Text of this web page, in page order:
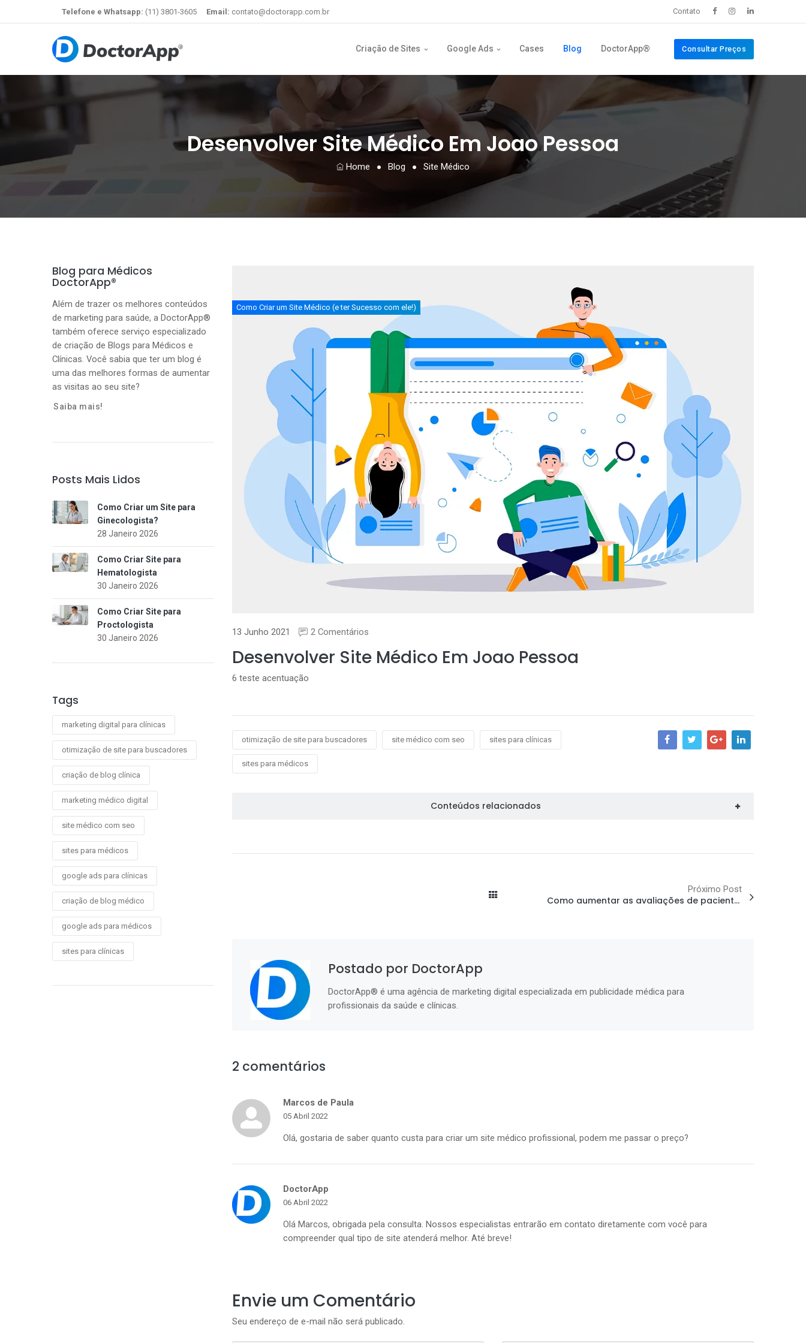
Telefone e Whatsapp: (11) 3801-3605 Email: contato@doctorapp.com.br Contato
Criação de Sites Google Ads Cases Blog DoctorApp® Consultar Preços
Desenvolver Site Médico Em Joao Pessoa
Home Blog Site Médico
Blog para Médicos
DoctorApp®
Além de trazer os melhores conteúdos
de marketing para saúde, a DoctorApp®
também oferece serviço especializado
de criação de Blogs para Médicos e
Clínicas. Você sabia que ter um blog é
uma das melhores formas de aumentar
as visitas ao seu site?
Saiba mais!
Posts Mais Lidos
Como Criar um Site para
Ginecologista?
28 Janeiro 2026
Como Criar Site para
Hematologista
30 Janeiro 2026
Como Criar Site para
Proctologista
30 Janeiro 2026
Tags
marketing digital para clínicas
otimização de site para buscadores
criação de blog clínica
marketing médico digital
site médico com seo
sites para médicos
google ads para clínicas
criação de blog médico
google ads para médicos
sites para clínicas
Como Criar um Site Médico (e ter Sucesso com ele!)
13 Junho 2021 2 Comentários
Desenvolver Site Médico Em Joao Pessoa
6 teste acentuação
otimização de site para buscadores site médico com seo sites para clínicas
sites para médicos
Conteúdos relacionados
Próximo Post
Como aumentar as avaliações de pacientes no Google Meu Negócio e melhorar sua reputação
Postado por DoctorApp
DoctorApp® é uma agência de marketing digital especializada em publicidade médica para
profissionais da saúde e clínicas.
2 comentários
Marcos de Paula
05 Abril 2022
Olá, gostaria de saber quanto custa para criar um site médico profissional, podem me passar o preço?
DoctorApp
06 Abril 2022
Olá Marcos, obrigada pela consulta. Nossos especialistas entrarão em contato diretamente com você para
compreender qual tipo de site atenderá melhor. Até breve!
Envie um Comentário
Seu endereço de e-mail não será publicado.